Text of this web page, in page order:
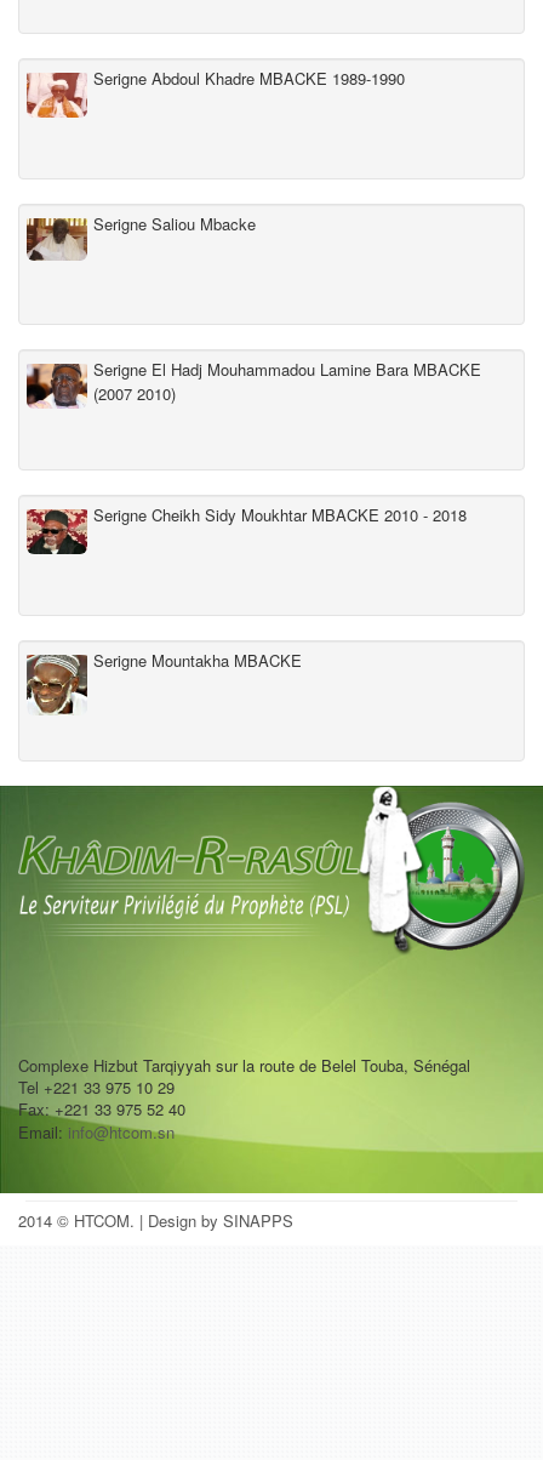
Serigne Abdoul Khadre MBACKE 1989-1990
Serigne Saliou Mbacke
Serigne El Hadj Mouhammadou Lamine Bara MBACKE
(2007 2010)
Serigne Cheikh Sidy Moukhtar MBACKE 2010 - 2018
Serigne Mountakha MBACKE
Complexe Hizbut Tarqiyyah sur la route de Belel Touba, Sénégal
Tel +221 33 975 10 29
Fax: +221 33 975 52 40
Email: info@htcom.sn
2014 © HTCOM. | Design by SINAPPS